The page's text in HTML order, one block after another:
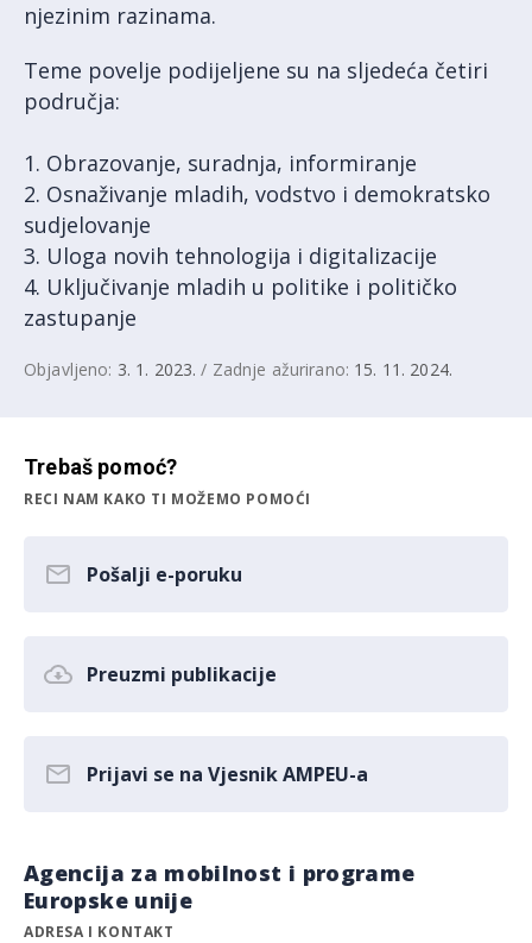
njezinim razinama.
Teme povelje podijeljene su na sljedeća četiri
područja:
1. Obrazovanje, suradnja, informiranje
2. Osnaživanje mladih, vodstvo i demokratsko
sudjelovanje
3. Uloga novih tehnologija i digitalizacije
4. Uključivanje mladih u politike i političko
zastupanje
Objavljeno: 3. 1. 2023. / Zadnje ažurirano: 15. 11. 2024.
Trebaš pomoć?
RECI NAM KAKO TI MOŽEMO POMOĆI
Pošalji e-poruku
Preuzmi publikacije
Prijavi se na Vjesnik AMPEU-a
Agencija za mobilnost i programe
Europske unije
ADRESA I KONTAKT